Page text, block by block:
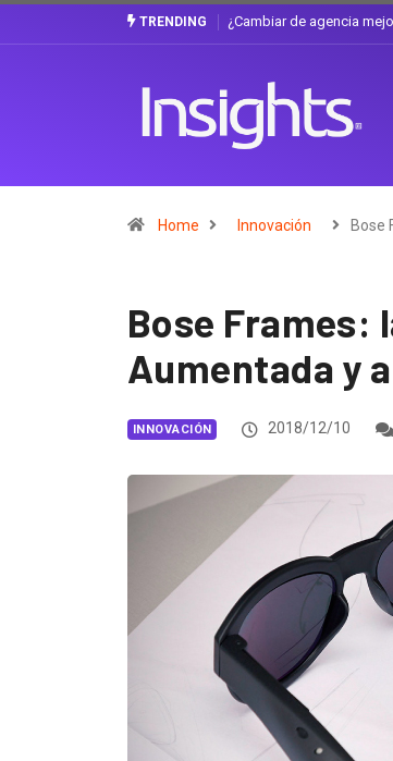
TRENDING
discusión que atraviesa a Ecuador Gabriela Herrera y el arte
Home Innovación Bose
Bose Frames:
Aumentada y
INNOVACIÓN 2018/12/10